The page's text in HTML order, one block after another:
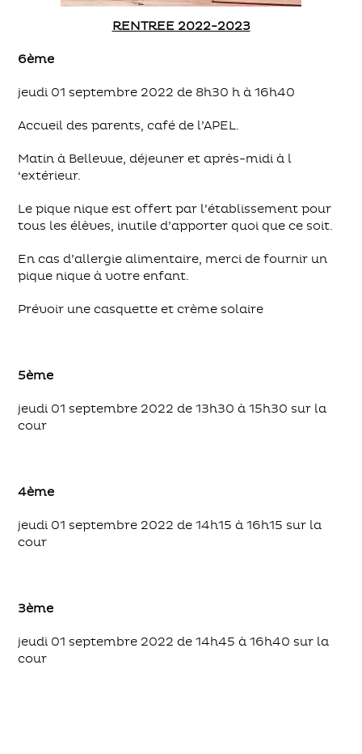
RENTREE 2022-2023
6ème
jeudi 01 septembre 2022 de 8h30 h à 16h40
Accueil des parents, café de l’APEL.
Matin à Bellevue, déjeuner et après-midi à l
‘extérieur.
Le pique nique est offert par l’établissement pour
tous les élèves, inutile d’apporter quoi que ce soit.
En cas d’allergie alimentaire, merci de fournir un
pique nique à votre enfant.
Prévoir une casquette et crème solaire
5ème
jeudi 01 septembre 2022 de 13h30 à 15h30 sur la
cour
4ème
jeudi 01 septembre 2022 de 14h15 à 16h15 sur la
cour
3ème
jeudi 01 septembre 2022 de 14h45 à 16h40 sur la
cour